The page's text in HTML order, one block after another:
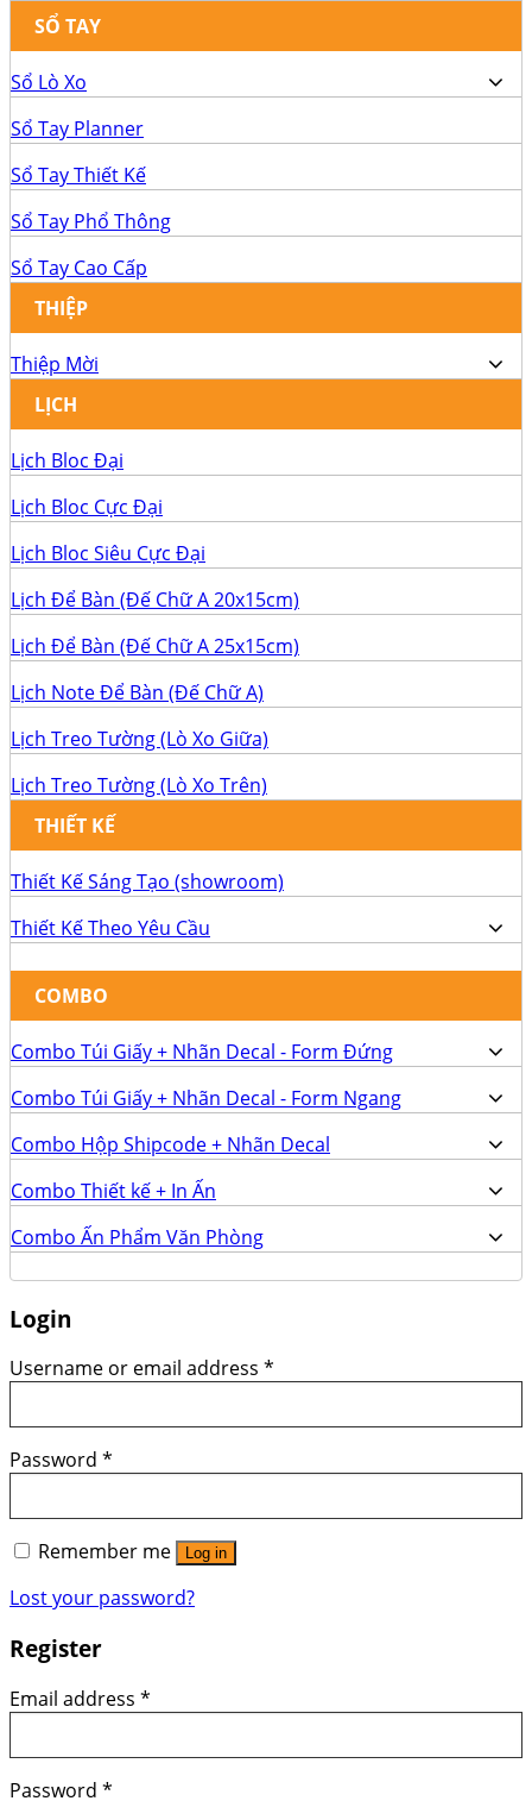
SỔ TAY
Sổ Lò Xo
Sổ Tay Planner
Sổ Tay Thiết Kế
Sổ Tay Phổ Thông
Sổ Tay Cao Cấp
THIỆP
Thiệp Mời
LỊCH
Lịch Bloc Đại
Lịch Bloc Cực Đại
Lịch Bloc Siêu Cực Đại
Lịch Để Bàn (Đế Chữ A 20x15cm)
Lịch Để Bàn (Đế Chữ A 25x15cm)
Lịch Note Để Bàn (Đế Chữ A)
Lịch Treo Tường (Lò Xo Giữa)
Lịch Treo Tường (Lò Xo Trên)
THIẾT KẾ
Thiết Kế Sáng Tạo (showroom)
Thiết Kế Theo Yêu Cầu
COMBO
Combo Túi Giấy + Nhãn Decal - Form Đứng
Combo Túi Giấy + Nhãn Decal - Form Ngang
Combo Hộp Shipcode + Nhãn Decal
Combo Thiết kế + In Ấn
Combo Ấn Phẩm Văn Phòng
Login
Username or email address *
Password *
Remember me Log in
Lost your password?
Register
Email address *
Password *